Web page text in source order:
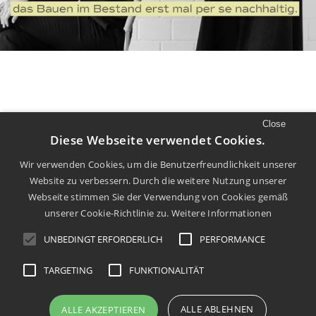
LUST AUF MEHR
Mehr Filme und Diskurs finden Sie auf
unseremYoutubeKanal.
info@dachkult.de
Datenschutz
Close
Diese Webseite verwendet Cookies.
Wir verwenden Cookies, um die Benutzerfreundlichkeit unserer
Website zu verbessern. Durch die weitere Nutzung unserer
Webseite stimmen Sie der Verwendung von Cookies gemäß
unserer Cookie-Richtlinie zu. Weitere Informationen
UNBEDINGT ERFORDERLICH PERFORMANCE
TARGETING FUNKTIONALITÄT
ALLE AKZEPTIEREN ALLE ABLEHNEN